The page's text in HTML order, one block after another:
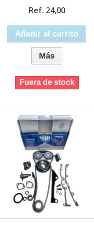
Ref. 24,00
Añadir al carrito
Más
Fuera de stock